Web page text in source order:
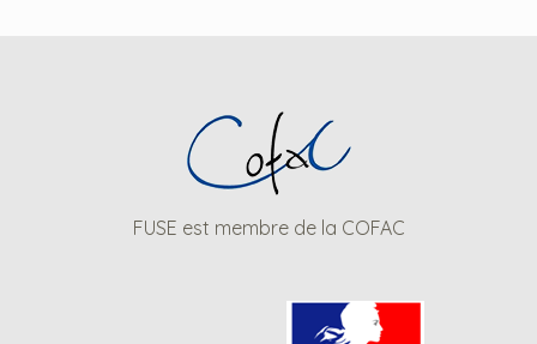
FUSE est membre de la COFAC